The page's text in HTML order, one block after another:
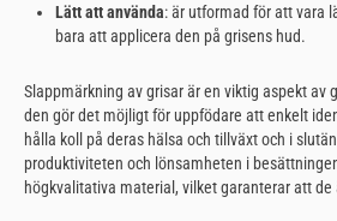
Lätt att använda: är utformad för att vara
bara att applicera den på grisens hud.
Slappmärkning av grisar är en viktig aspekt av
den gör det möjligt för uppfödare att enkelt
hålla koll på deras hälsa och tillväxt och i
produktiviteten och lönsamheten i
högkvalitativa material, vilket garanterar att